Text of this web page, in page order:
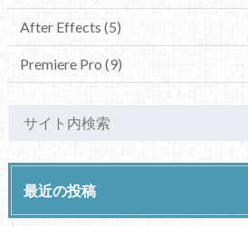
After Effects (5)
Premiere Pro (9)
最近の投稿